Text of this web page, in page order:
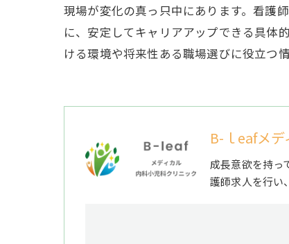
現場が変化の真っ只中にあります。看護
に、安定してキャリアアップできる具体
ける環境や将来性ある職場選びに役立つ情
B-ｌeafメ
成長意欲を持っ
護師求人を行い